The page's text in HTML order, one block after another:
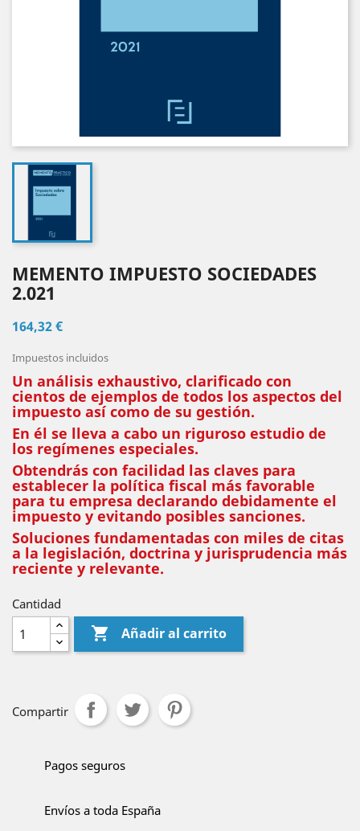
MEMENTO IMPUESTO SOCIEDADES
2.021
164,32 €
Impuestos incluidos
Un análisis exhaustivo, clarificado con
cientos de ejemplos de todos los aspectos del
impuesto así como de su gestión.
En él se lleva a cabo un riguroso estudio de
los regímenes especiales.
Obtendrás con facilidad las claves para
establecer la política fiscal más favorable
para tu empresa declarando debidamente el
impuesto y evitando posibles sanciones.
Soluciones fundamentadas con miles de citas
a la legislación, doctrina y jurisprudencia más
reciente y relevante.
Cantidad
 Añadir al carrito
Compartir
Pagos seguros
Envíos a toda España